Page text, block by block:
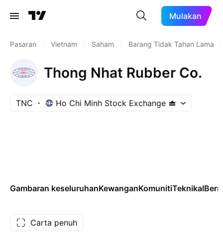
Mulakan
Pasaran Vietnam Saham Barang Tidak Tahan Lama
Thong Nhat Rubber Co.
TNC Ho Chi Minh Stock Exchange
Gambaran keseluruhanKewanganKomunitiTeknikal
Carta penuh